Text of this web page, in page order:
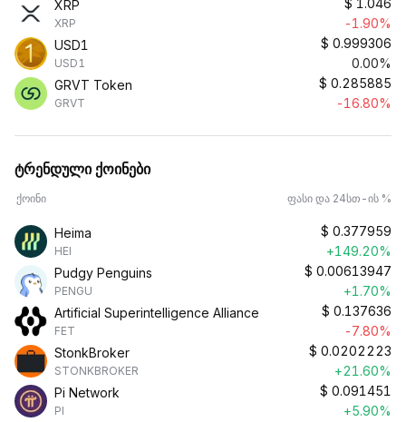
XRP
XRP
$ 1.046
-1.90%
USD1
USD1
$ 0.999306
0.00%
GRVT Token
GRVT
$ 0.285885
-16.80%
ტრენდული ქოინები
ქოინი ფასი და 24სთ-ის %
Heima
HEI
$ 0.377959
+149.20%
Pudgy Penguins
PENGU
$ 0.00613947
+1.70%
Artificial Superintelligence Alliance
FET
$ 0.137636
-7.80%
StonkBroker
STONKBROKER
$ 0.0202223
+21.60%
Pi Network
PI
$ 0.091451
+5.90%